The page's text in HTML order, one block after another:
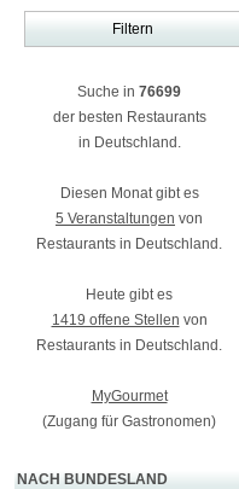
Suche in 76699
der besten Restaurants
in Deutschland.
Diesen Monat gibt es
5 Veranstaltungen von
Restaurants in Deutschland.
Heute gibt es
1419 offene Stellen von
Restaurants in Deutschland.
MyGourmet
(Zugang für Gastronomen)
NACH BUNDESLAND